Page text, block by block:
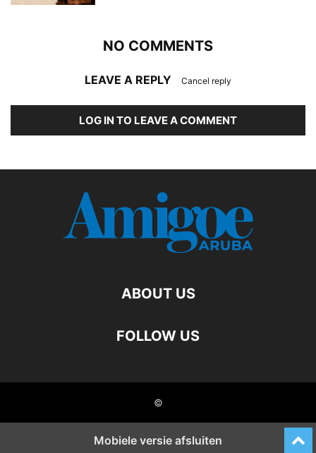
NO COMMENTS
LEAVE A REPLY Cancel reply
LOG IN TO LEAVE A COMMENT
ABOUT US
FOLLOW US
©
Mobiele versie afsluiten